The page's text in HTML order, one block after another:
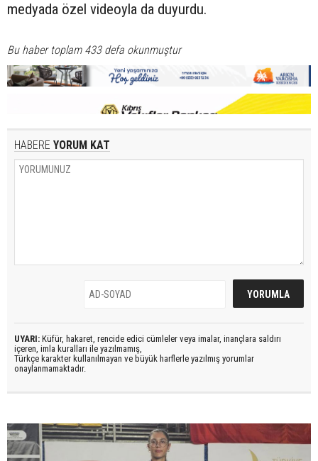
medyada özel videoyla da duyurdu.
Bu haber toplam 433 defa okunmuştur
HABERE YORUM KAT
UYARI: Küfür, hakaret, rencide edici cümleler veya imalar, inançlara saldırı
içeren, imla kuralları ile yazılmamış,
Türkçe karakter kullanılmayan ve büyük harflerle yazılmış yorumlar
onaylanmamaktadır.